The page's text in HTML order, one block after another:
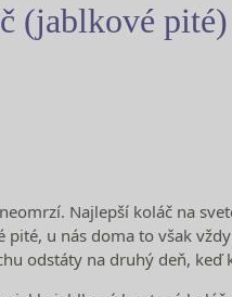
(jablkové pité)
Najlepší koláč na
pité, u nás doma to však
odstáty na druhý deň,